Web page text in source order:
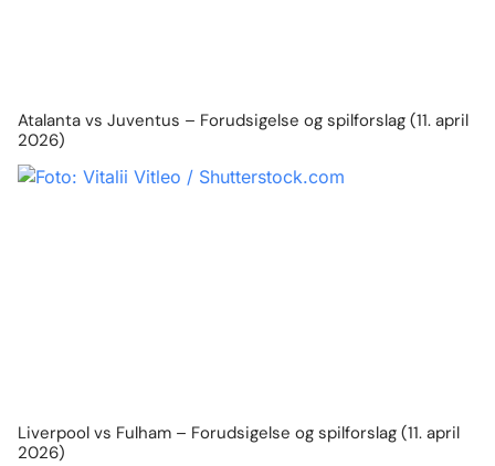
Atalanta vs Juventus – Forudsigelse og spilforslag (11. april
2026)
Liverpool vs Fulham – Forudsigelse og spilforslag (11. april
2026)